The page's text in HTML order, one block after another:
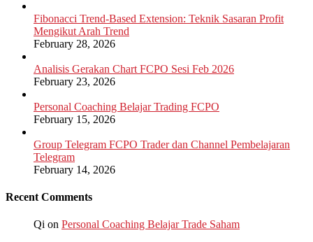
Fibonacci Trend-Based Extension: Teknik Sasaran Profit
Mengikut Arah Trend
February 28, 2026
Analisis Gerakan Chart FCPO Sesi Feb 2026
February 23, 2026
Personal Coaching Belajar Trading FCPO
February 15, 2026
Group Telegram FCPO Trader dan Channel Pembelajaran
Telegram
February 14, 2026
Recent Comments
Qi on Personal Coaching Belajar Trade Saham